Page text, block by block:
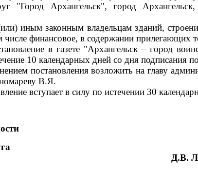
"Город Архангельск", город
иным законным владельцам зданий,
числе финансовое, в содержании прилегающих
в газете "Архангельск – город
10 календарных дней со дня подписания
постановления возложить на главу
В.Я.
вступает в силу по истечении 30
Д.В.